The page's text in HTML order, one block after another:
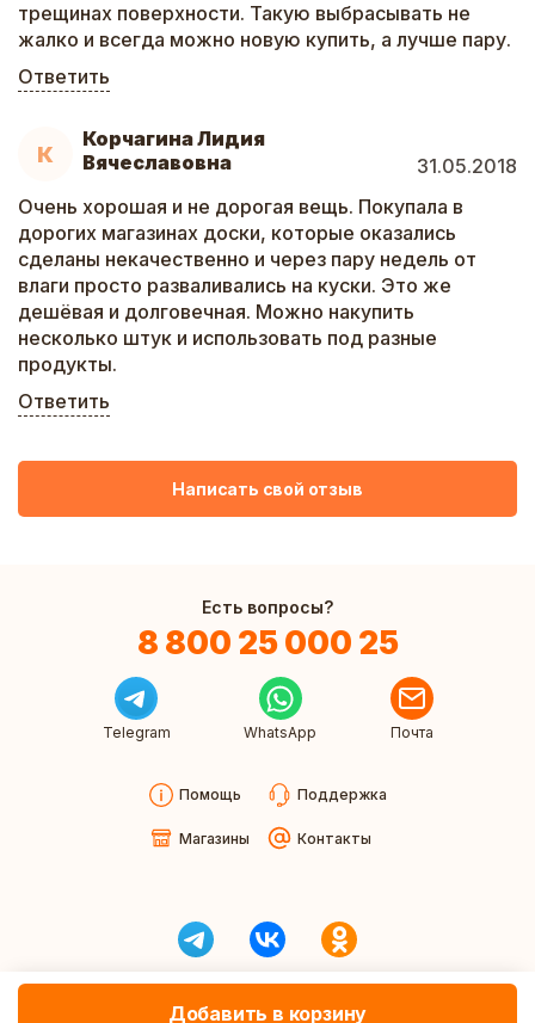
Добавить в корзину
трещинах поверхности. Такую выбрасывать не
жалко и всегда можно новую купить, а лучше пару.
Ответить
К
Корчагина Лидия
Вячеславовна
31.05.2018
Очень хорошая и не дорогая вещь. Покупала в
дорогих магазинах доски, которые оказались
сделаны некачественно и через пару недель от
влаги просто разваливались на куски. Это же
дешёвая и долговечная. Можно накупить
несколько штук и использовать под разные
продукты.
Ответить
Написать свой отзыв
Есть вопросы?
8 800 25 000 25
Telegram WhatsApp Почта
Помощь Поддержка
Магазины Контакты